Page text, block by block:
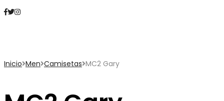
Inicio Men Camisetas MC2 Gary